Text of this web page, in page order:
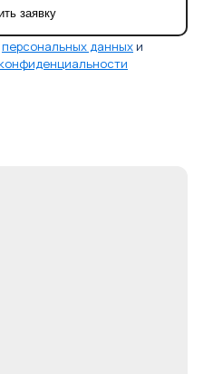
персональных данных и